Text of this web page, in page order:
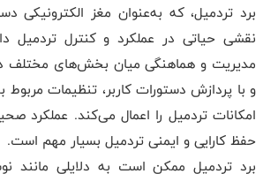
برد تردمیل، که به‌عنوان مغز الکترونیکی
نقشی حیاتی در عملکرد و کنترل تردمیل
مدیریت و هماهنگی میان بخش‌های مختلف
و با پردازش دستورات کاربر، تنظیمات
امکانات تردمیل را اعمال می‌کند. عملکرد
حفظ کارایی و ایمنی تردمیل بسیار مهم است.
برد تردمیل ممکن است به دلایلی مانند